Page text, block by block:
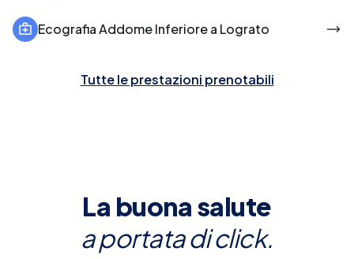
Ecografia Addome Inferiore a Lograto
Tutte le prestazioni prenotabili
La buona salute
a portata di click.